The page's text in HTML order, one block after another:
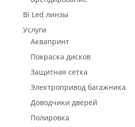
Bi Led линзы
Услуги
Аквапринт
Покраска дисков
Защитная сетка
Электропривод багажника
Доводчики дверей
Полировка